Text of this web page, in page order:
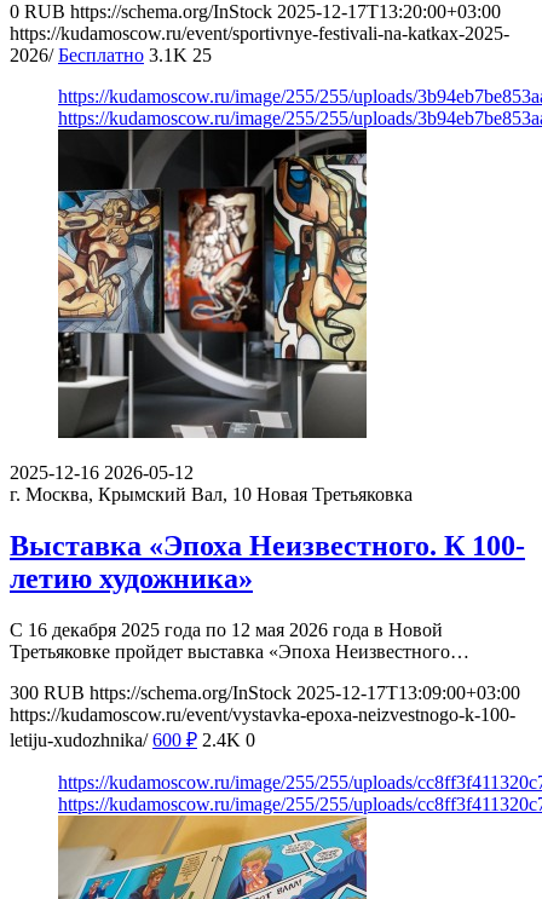
0 RUB https://schema.org/InStock 2025-12-17T13:20:00+03:00
https://kudamoscow.ru/event/sportivnye-festivali-na-katkax-2025-
2026/ Бесплатно 3.1K 25
https://kudamoscow.ru/image/255/255/uploads/
https://kudamoscow.ru/image/255/255/uploads/
2025-12-16 2026-05-12
г. Москва, Крымский Вал, 10 Новая Третьяковка
Выставка «Эпоха Неизвестного. К 100-
летию художника»
С 16 декабря 2025 года по 12 мая 2026 года в Новой
Третьяковке пройдет выставка «Эпоха Неизвестного…
300 RUB https://schema.org/InStock 2025-12-17T13:09:00+03:00
https://kudamoscow.ru/event/vystavka-epoxa-neizvestnogo-k-100-
letiju-xudozhnika/ 600 ₽ 2.4K 0
https://kudamoscow.ru/image/255/255/uploads/
https://kudamoscow.ru/image/255/255/uploads/